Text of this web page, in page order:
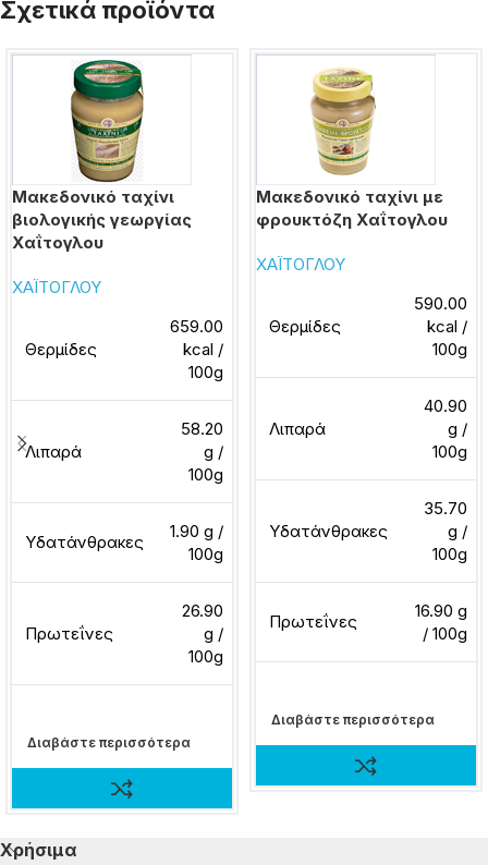
Σχετικά προϊόντα
Μακεδονικό ταχίνι
βιολογικής γεωργίας
Χαΐτογλου
ΧΑΪΤΟΓΛΟΥ
Θερμίδες
659.00
kcal /
100g
Λιπαρά
58.20
g /
100g
Υδατάνθρακες
1.90 g /
100g
Πρωτεΐνες
26.90
g /
100g
Διαβάστε περισσότερα
Μακεδονικό ταχίνι με
φρουκτόζη Χαΐτογλου
ΧΑΪΤΟΓΛΟΥ
Θερμίδες
590.00
kcal /
100g
Λιπαρά
40.90
g /
100g
Υδατάνθρακες
35.70
g /
100g
Πρωτεΐνες
16.90 g
/ 100g
Διαβάστε περισσότερα
Χρήσιμα